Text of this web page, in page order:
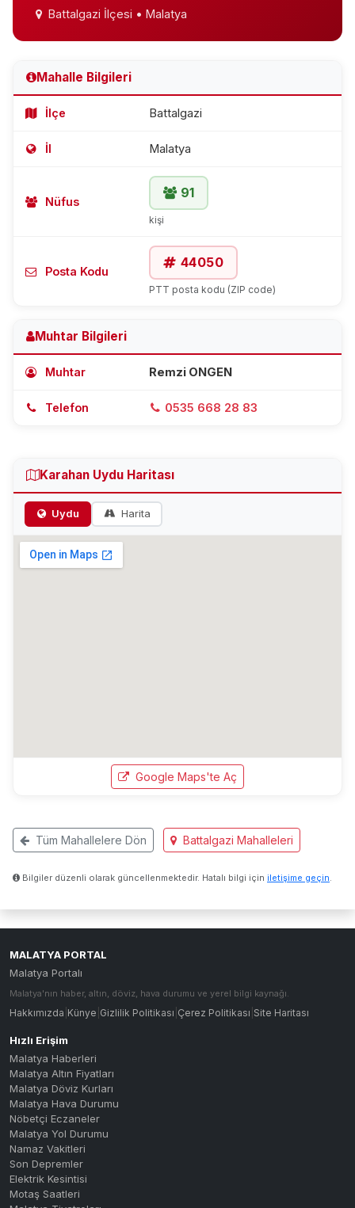
Battalgazi İlçesi • Malatya
Mahalle Bilgileri
İlçe Battalgazi
İl Malatya
Nüfus
91
kişi
Posta Kodu
44050
PTT posta kodu (ZIP code)
Muhtar Bilgileri
Muhtar Remzi ONGEN
Telefon 0535 668 28 83
Karahan Uydu Haritası
Uydu Harita
Google Maps'te Aç
Tüm Mahallelere Dön Battalgazi Mahalleleri
Bilgiler düzenli olarak güncellenmektedir. Hatalı bilgi için iletişime geçin
MALATYA PORTAL
Malatya Portalı
Malatya'nın haber, altın, döviz, hava durumu ve yerel bilgi kaynağı.
Hakkımızda Künye Gizlilik Politikası Çerez Politikası Site Haritası
Hızlı Erişim
Malatya Haberleri
Malatya Altın Fiyatları
Malatya Döviz Kurları
Malatya Hava Durumu
Nöbetçi Eczaneler
Malatya Yol Durumu
Namaz Vakitleri
Son Depremler
Elektrik Kesintisi
Motaş Saatleri